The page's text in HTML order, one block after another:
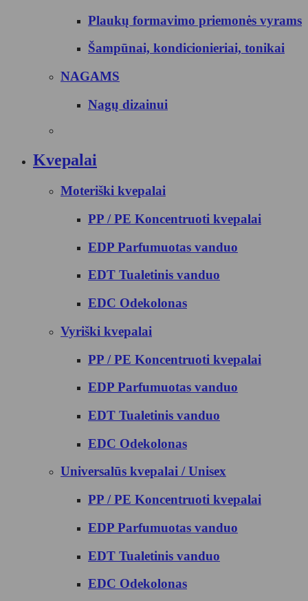
Plaukų formavimo priemonės vyrams
Šampūnai, kondicionieriai, tonikai
NAGAMS
Nagų dizainui
Kvepalai
Moteriški kvepalai
PP / PE Koncentruoti kvepalai
EDP Parfumuotas vanduo
EDT Tualetinis vanduo
EDC Odekolonas
Vyriški kvepalai
PP / PE Koncentruoti kvepalai
EDP Parfumuotas vanduo
EDT Tualetinis vanduo
EDC Odekolonas
Universalūs kvepalai / Unisex
PP / PE Koncentruoti kvepalai
EDP Parfumuotas vanduo
EDT Tualetinis vanduo
EDC Odekolonas